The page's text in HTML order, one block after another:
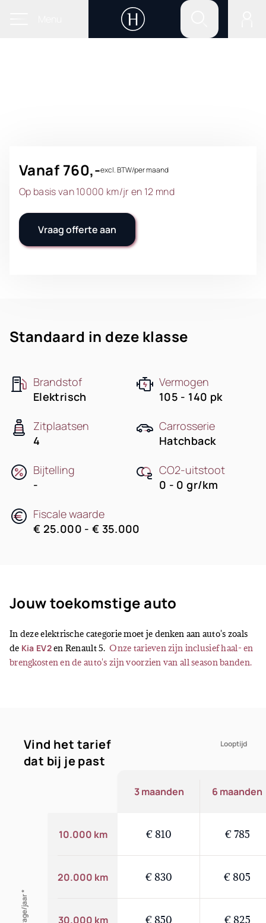
Vanaf 760,-excl. BTW/per maand
Op basis van10000 km/jr en 12 mnd
Vraag offerte aan
Standaard in deze klasse
Brandstof
Elektrisch
Vermogen
105 - 140 pk
Zitplaatsen
4
Carrosserie
Hatchback
Bijtelling
-
CO2-uitstoot
0 - 0 gr/km
Fiscale waarde
€ 25.000 - € 35.000
Jouw toekomstige auto
In deze elektrische categorie moet je denken aan auto's zoals
de Kia EV2en Renault 5.Onze tarieven zijn inclusief haal- en
brengkosten en de auto's zijn voorzien van all season banden.
Vind het tarief
dat bij je past
Looptijd
3 maanden 6 maanden
10.000 km € 810 € 785
20.000 km € 830 € 805
30.000 km € 850 € 825